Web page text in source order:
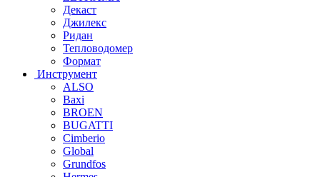
Декаст
Джилекс
Ридан
Тепловодомер
Формат
Инструмент
ALSO
Baxi
BROEN
BUGATTI
Cimberio
Global
Grundfos